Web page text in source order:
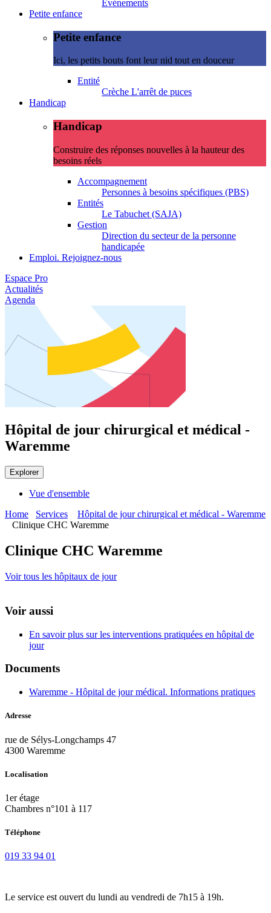
Evénements
Petite enfance
Petite enfance
Ici, les petits bouts font leur nid tout en douceur
Entité
Crèche L'arrêt de puces
Handicap
Handicap
Construire des réponses nouvelles à la hauteur des
besoins réels
Accompagnement
Personnes à besoins spécifiques (PBS)
Entités
Le Tabuchet (SAJA)
Gestion
Direction du secteur de la personne
handicapée
Emploi. Rejoignez-nous
Espace Pro
Actualités
Agenda
Hôpital de jour chirurgical et médical -
Waremme
Explorer
Vue d'ensemble
Home
Services
Hôpital de jour chirurgical et médical - Waremme
Clinique CHC Waremme
Clinique CHC Waremme
Voir tous les hôpitaux de jour
Voir aussi
En savoir plus sur les interventions pratiquées en hôpital de
jour
Documents
Waremme - Hôpital de jour médical. Informations pratiques
Adresse
rue de Sélys-Longchamps 47
4300 Waremme
Localisation
1er étage
Chambres n°101 à 117
Téléphone
019 33 94 01
Le service est ouvert du lundi au vendredi de 7h15 à 19h.